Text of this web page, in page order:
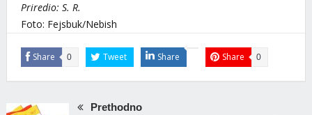
Priredio: S. R.
Foto: Fejsbuk/Nebish
Share 0 Tweet Share Share 0
Prethodno